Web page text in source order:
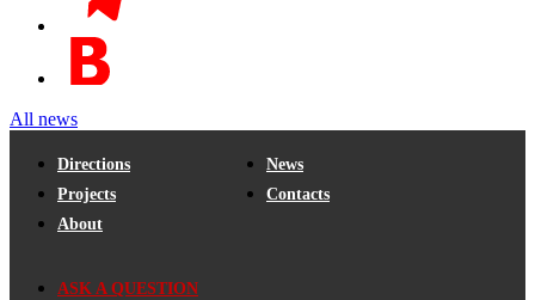
All news
Directions
Projects
About
News
Contacts
ASK A QUESTION